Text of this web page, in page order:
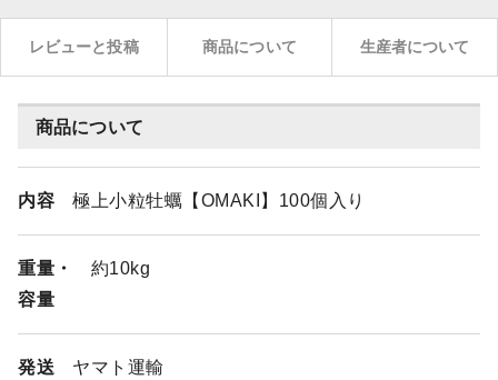
レビューと投稿 商品について 生産者について
商品について
内容 極上小粒牡蠣【OMAKI】100個入り
重量・
容量
約10kg
発送 ヤマト運輸